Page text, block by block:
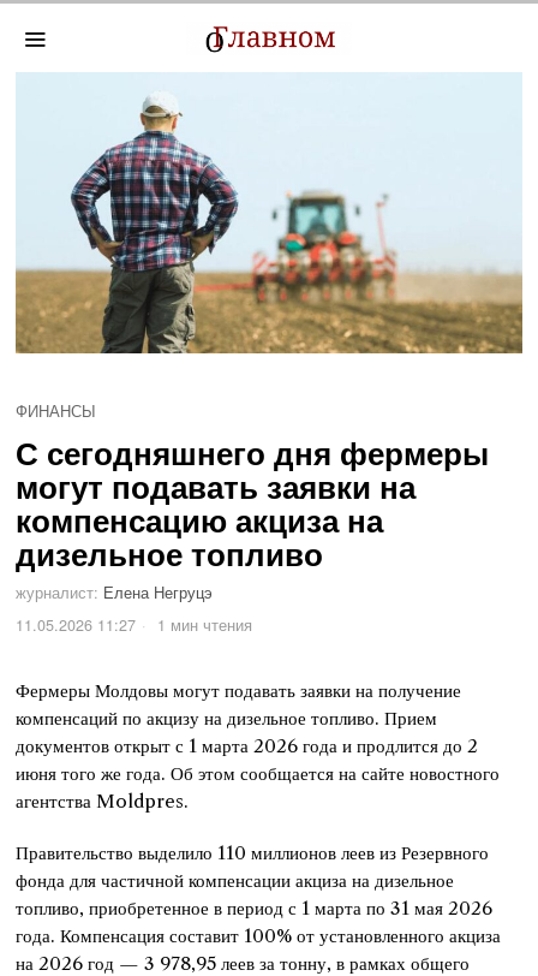
ФИНАНСЫ
С сегодняшнего дня фермеры
могут подавать заявки на
компенсацию акциза на
дизельное топливо
журналист: Елена Негруцэ
11.05.2026 11:27
1 мин чтения
Фермеры Молдовы могут подавать заявки на получение
компенсаций по акцизу на дизельное топливо. Прием
документов открыт с 1 марта 2026 года и продлится до 2
июня того же года. Об этом сообщается на сайте новостного
агентства Moldpres.
Правительство выделило 110 миллионов леев из Резервного
фонда для частичной компенсации акциза на дизельное
топливо, приобретенное в период с 1 марта по 31 мая 2026
года. Компенсация составит 100% от установленного акциза
на 2026 год — 3 978,95 леев за тонну, в рамках общего